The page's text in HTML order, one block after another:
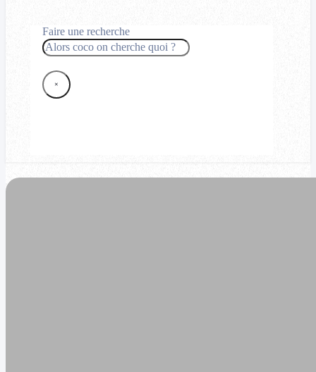
Faire une recherche
Rechercher
×